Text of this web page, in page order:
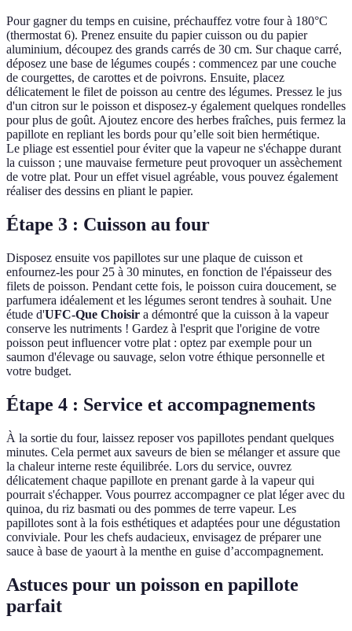
Pour gagner du temps en cuisine, préchauffez votre four à 180°C
(thermostat 6). Prenez ensuite du papier cuisson ou du papier
aluminium, découpez des grands carrés de 30 cm. Sur chaque carré,
déposez une base de légumes coupés : commencez par une couche
de courgettes, de carottes et de poivrons. Ensuite, placez
délicatement le filet de poisson au centre des légumes. Pressez le jus
d'un citron sur le poisson et disposez-y également quelques rondelles
pour plus de goût. Ajoutez encore des herbes fraîches, puis fermez la
papillote en repliant les bords pour qu’elle soit bien hermétique.
Le pliage est essentiel pour éviter que la vapeur ne s'échappe durant
la cuisson ; une mauvaise fermeture peut provoquer un assèchement
de votre plat. Pour un effet visuel agréable, vous pouvez également
réaliser des dessins en pliant le papier.
Étape 3 : Cuisson au four
Disposez ensuite vos papillotes sur une plaque de cuisson et
enfournez-les pour 25 à 30 minutes, en fonction de l'épaisseur des
filets de poisson. Pendant cette fois, le poisson cuira doucement, se
parfumera idéalement et les légumes seront tendres à souhait. Une
étude d'UFC-Que Choisir a démontré que la cuisson à la vapeur
conserve les nutriments ! Gardez à l'esprit que l'origine de votre
poisson peut influencer votre plat : optez par exemple pour un
saumon d'élevage ou sauvage, selon votre éthique personnelle et
votre budget.
Étape 4 : Service et accompagnements
À la sortie du four, laissez reposer vos papillotes pendant quelques
minutes. Cela permet aux saveurs de bien se mélanger et assure que
la chaleur interne reste équilibrée. Lors du service, ouvrez
délicatement chaque papillote en prenant garde à la vapeur qui
pourrait s'échapper. Vous pourrez accompagner ce plat léger avec du
quinoa, du riz basmati ou des pommes de terre vapeur. Les
papillotes sont à la fois esthétiques et adaptées pour une dégustation
conviviale. Pour les chefs audacieux, envisagez de préparer une
sauce à base de yaourt à la menthe en guise d’accompagnement.
Astuces pour un poisson en papillote
parfait